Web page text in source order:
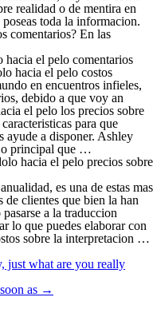
realidad o de mentira en
toda la informacion.
comentarios? En las
hacia el pelo comentarios
hacia el pelo costos
en encuentros infieles,
debido a que voy an
el pelo los precios sobre
para que
ayude a disponer. Ashley
principal que …
hacia el pelo precios sobre
es una de estas mas
de clientes que bien la han
a la traduccion
lo que puedes elaborar con
sobre la interpretacion …
just what are you really
as →